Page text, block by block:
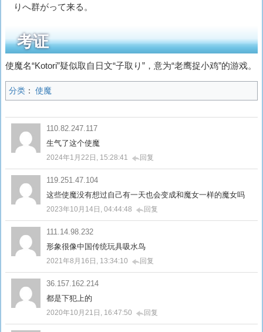
りへ群がって来る。
考证
使魔名“Kotori”疑似取自日文“子取り”，意为“老鹰捉小鸡”的游戏。
分类： 使魔
110.82.247.117
生气了这个使魔
2024年1月22日, 15:28:41 回复
119.251.47.104
这些使魔没有想过自己有一天也会变成和魔女一样的魔女吗
2023年10月14日, 04:44:48 回复
111.14.98.232
形象很像中国传统玩具吸水鸟
2021年8月16日, 13:34:10 回复
36.157.162.214
都是下犯上的
2020年10月21日, 16:47:50 回复